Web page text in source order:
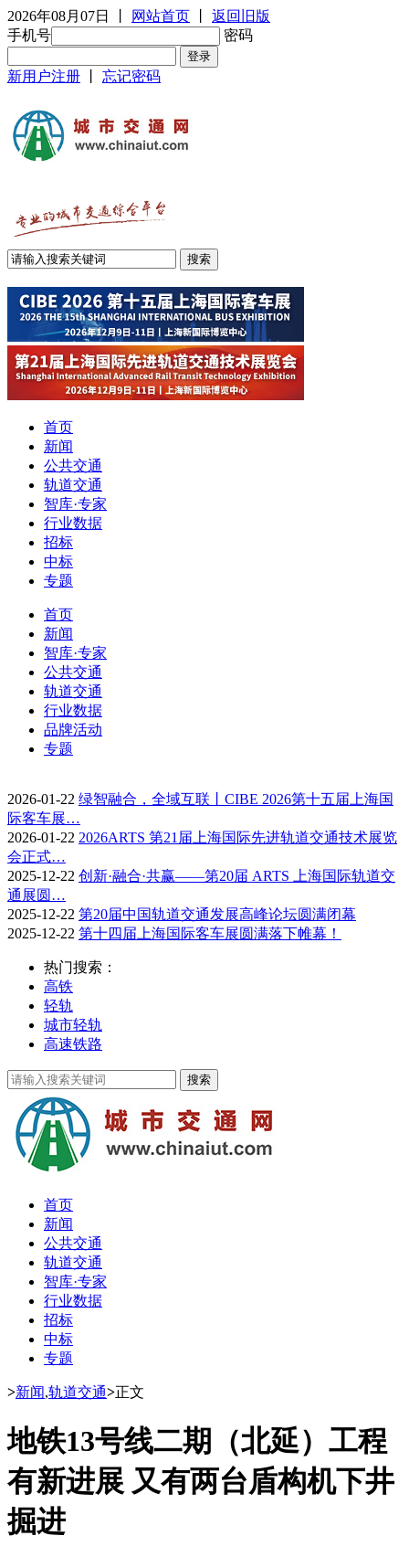
2026年08月07日 网站首页
返回旧版
手机号
密码
新用户注册 忘记密码
首页
新闻
公共交通
轨道交通
智库·专家
行业数据
招标
中标
专题
首页
新闻
智库·专家
公共交通
轨道交通
行业数据
品牌活动
专题
2026-01-22 绿智融合，全域互联丨CIBE 2026第十五届上海国
际客车展…
2026-01-22 2026ARTS 第21届上海国际先进轨道交通技术展览
会正式…
2025-12-22 创新·融合·共赢——第20届 ARTS 上海国际轨道交
通展圆…
2025-12-22 第20届中国轨道交通发展高峰论坛圆满闭幕
2025-12-22 第十四届上海国际客车展圆满落下帷幕！
热门搜索：
高铁
轻轨
城市轻轨
高速铁路
首页
新闻
公共交通
轨道交通
智库·专家
行业数据
招标
中标
专题
>新闻,轨道交通>正文
地铁13号线二期（北延）工程
有新进展 又有两台盾构机下井
掘进